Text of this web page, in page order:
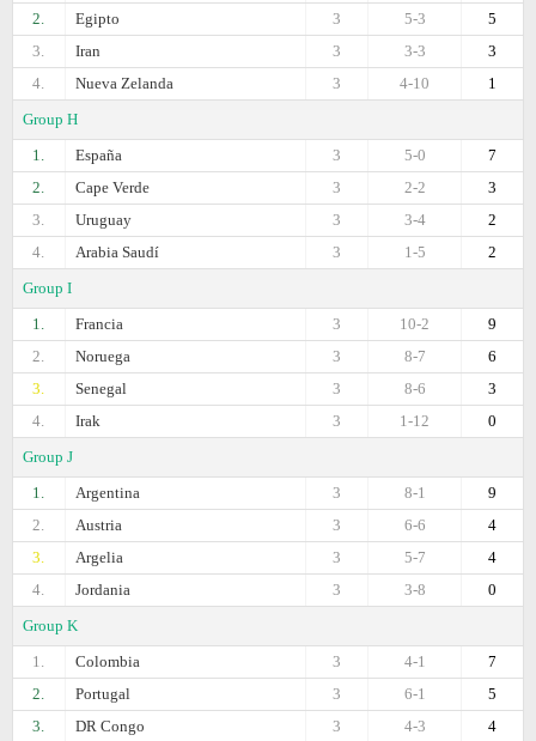
2.
Egipto 5
5-3
3
3.
Iran 3
3-3
3
4.
Nueva Zelanda 1
4-10
3
Group H
1.
España 7
5-0
3
2.
Cape Verde 3
2-2
3
3.
Uruguay 2
3-4
3
4.
Arabia Saudí 2
1-5
3
Group I
1.
Francia 9
10-2
3
2.
Noruega 6
8-7
3
3.
Senegal 3
8-6
3
4.
Irak 0
1-12
3
Group J
1.
Argentina 9
8-1
3
2.
Austria 4
6-6
3
3.
Argelia 4
5-7
3
4.
Jordania 0
3-8
3
Group K
1.
Colombia 7
4-1
3
2.
Portugal 5
6-1
3
3.
DR Congo 4
4-3
3